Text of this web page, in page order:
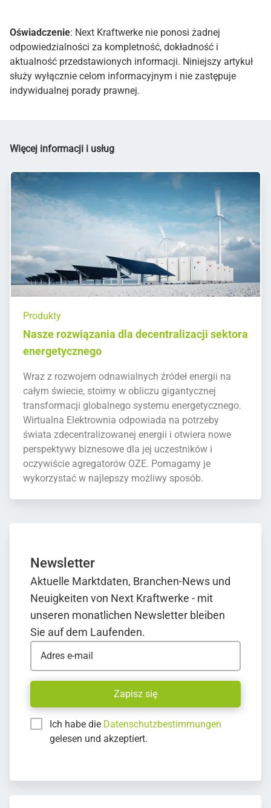
Oświadczenie: Next Kraftwerke nie ponosi żadnej
odpowiedzialności za kompletność, dokładność i
aktualność przedstawionych informacji. Niniejszy artykuł
służy wyłącznie celom informacyjnym i nie zastępuje
indywidualnej porady prawnej.
Więcej informacji i usług
Produkty
Nasze rozwiązania dla decentralizacji sektora
energetycznego
Wraz z rozwojem odnawialnych źródeł energii na
całym świecie, stoimy w obliczu gigantycznej
transformacji globalnego systemu energetycznego.
Wirtualna Elektrownia odpowiada na potrzeby
świata zdecentralizowanej energii i otwiera nowe
perspektywy biznesowe dla jej uczestników i
oczywiście agregatorów OZE. Pomagamy je
wykorzystać w najlepszy możliwy sposób.
Newsletter
Aktuelle Marktdaten, Branchen-News und
Neuigkeiten von Next Kraftwerke - mit
unseren monatlichen Newsletter bleiben
Sie auf dem Laufenden.
Adres e-mail
Zapisz się
Ich habe die Datenschutzbestimmungen
gelesen und akzeptiert.